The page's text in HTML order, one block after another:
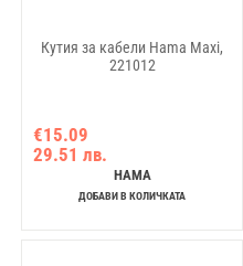
Кутия за кабели Hama Maxi,
221012
€15.09
29.51 лв.
HAMA
ДОБАВИ В КОЛИЧКАТА